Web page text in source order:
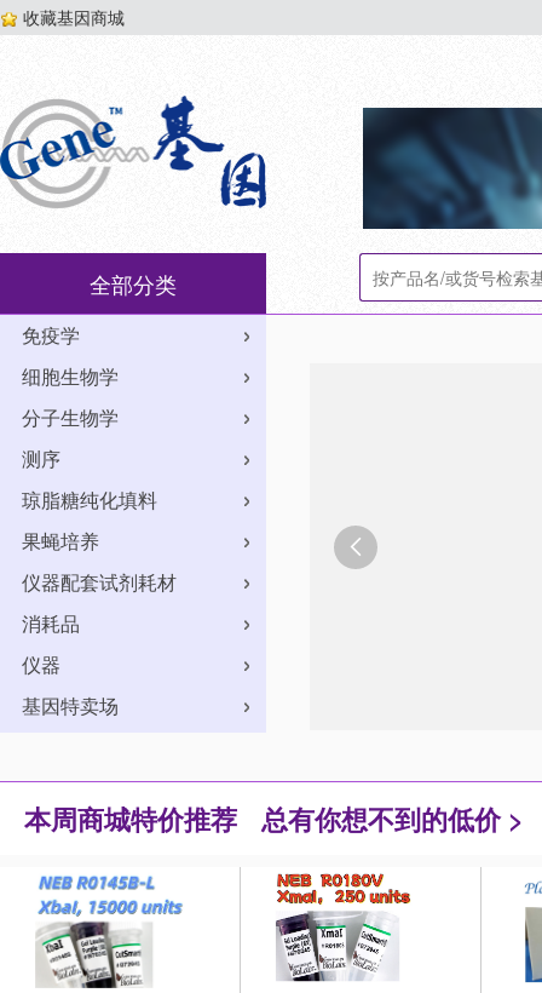
收藏基因商城
全部分类
免疫学
细胞生物学
分子生物学
测序
琼脂糖纯化填料
果蝇培养
仪器配套试剂耗材
消耗品
仪器
基因特卖场

本周商城特价推荐 总有你想不到的低价 >